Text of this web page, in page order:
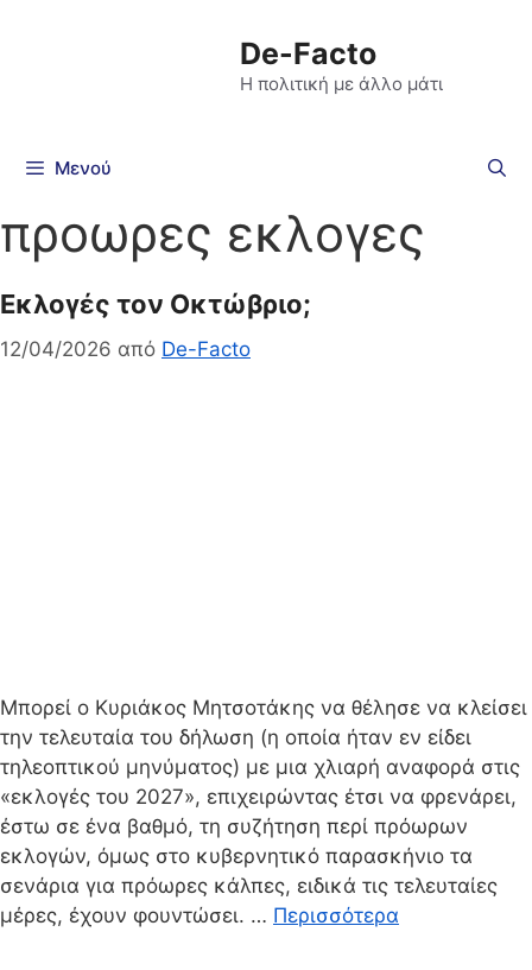
De-Facto
Η πολιτική με άλλο μάτι
Μενού
προωρες εκλογες
Εκλογές τον Οκτώβριο;
12/04/2026 από De-Facto
Μπορεί ο Κυριάκος Μητσοτάκης να θέλησε να κλείσει
την τελευταία του δήλωση (η οποία ήταν εν είδει
τηλεοπτικού μηνύματος) με μια χλιαρή αναφορά στις
«εκλογές του 2027», επιχειρώντας έτσι να φρενάρει,
έστω σε ένα βαθμό, τη συζήτηση περί πρόωρων
εκλογών, όμως στο κυβερνητικό παρασκήνιο τα
σενάρια για πρόωρες κάλπες, ειδικά τις τελευταίες
μέρες, έχουν φουντώσει. … Περισσότερα